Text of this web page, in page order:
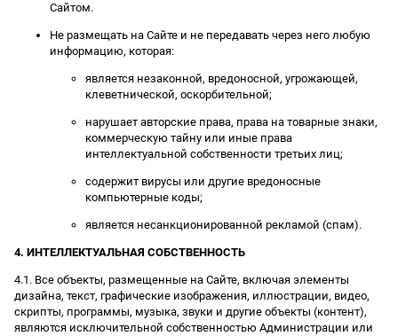
Сайтом.
Не размещать на Сайте и не передавать через него любую
информацию, которая:
является незаконной, вредоносной, угрожающей,
клеветнической, оскорбительной;
нарушает авторские права, права на товарные знаки,
коммерческую тайну или иные права
интеллектуальной собственности третьих лиц;
содержит вирусы или другие вредоносные
компьютерные коды;
является несанкционированной рекламой (спам).
4. ИНТЕЛЛЕКТУАЛЬНАЯ СОБСТВЕННОСТЬ
4.1. Все объекты, размещенные на Сайте, включая элементы
дизайна, текст, графические изображения, иллюстрации, видео,
скрипты, программы, музыка, звуки и другие объекты (контент),
являются исключительной собственностью Администрации или